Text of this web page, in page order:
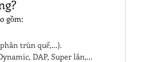
gồm:
trùn quế,...).
DAP, Super lân,...